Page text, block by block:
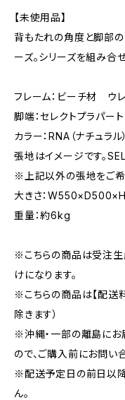
【未使用品】
背もたれの角度と脚部
ーズ。シリーズを組み合
フレーム：ビーチ材 ウ
脚端：セレクトプラパート
カラー：RNA（ナチュラル）
張地はイメージです。
※上記以外の張地をご希
大きさ：
重量：約6kg
※こちらの商品は受注生
けになります。
※こちらの商品は【配送
除きます）
※沖縄・一部の離島にお
ので、ご購入前にお問い
※配送予定日の前日以
ん。